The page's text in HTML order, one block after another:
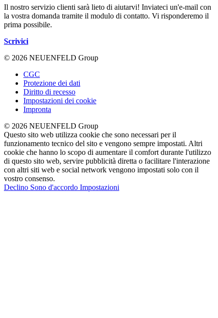
Il nostro servizio clienti sarà lieto di aiutarvi! Inviateci un'e-mail con
la vostra domanda tramite il modulo di contatto. Vi risponderemo il
prima possibile.
Scrivici
© 2026 NEUENFELD Group
CGC
Protezione dei dati
Diritto di recesso
Impostazioni dei cookie
Impronta
© 2026 NEUENFELD Group
Questo sito web utilizza cookie che sono necessari per il
funzionamento tecnico del sito e vengono sempre impostati. Altri
cookie che hanno lo scopo di aumentare il comfort durante l'utilizzo
di questo sito web, servire pubblicità diretta o facilitare l'interazione
con altri siti web e social network vengono impostati solo con il
vostro consenso.
Declino Sono d'accordo Impostazioni